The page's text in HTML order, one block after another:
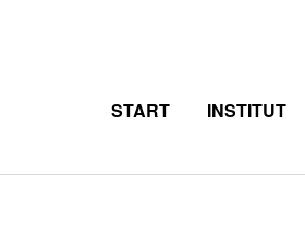
START INSTITUT